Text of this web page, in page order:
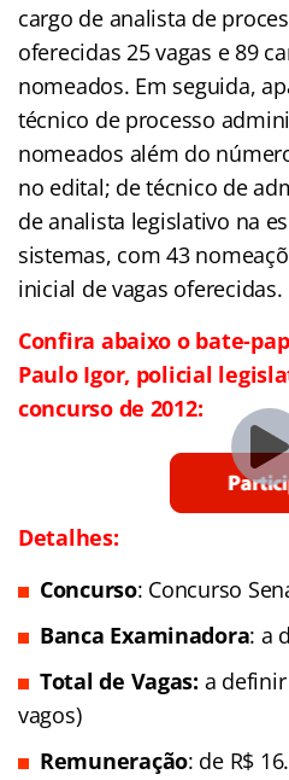
cargo de analista de
oferecidas 25 vagas e 89
nomeados. Em seguida,
técnico de processo
nomeados além do
no edital; de técnico de
de analista legislativo na
sistemas, com 43
inicial de vagas oferecidas.
Confira abaixo o bate-
Paulo Igor, policial
concurso de 2012:
Detalhes:
Concurso: Concurso
Banca Examinadora: a
Total de Vagas: a definir
vagos)
Remuneração: de R$